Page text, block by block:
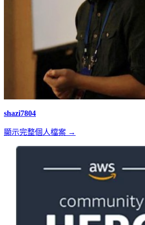
shazi7804
顯示完整個人檔案 →